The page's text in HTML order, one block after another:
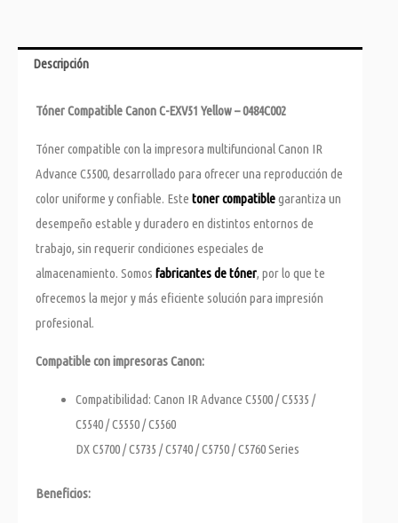
Descripción
Tóner Compatible Canon C-EXV51 Yellow – 0484C002
Tóner compatible con la impresora multifuncional Canon IR
Advance C5500, desarrollado para ofrecer una reproducción de
color uniforme y confiable. Este toner compatiblegarantiza un
desempeño estable y duradero en distintos entornos de
trabajo, sin requerir condiciones especiales de
almacenamiento. Somos fabricantes de tóner, por lo que te
ofrecemos la mejor y más eficiente solución para impresión
profesional.
Compatible con impresoras Canon:
Compatibilidad: Canon IR Advance C5500 / C5535 /
C5540 / C5550 / C5560
DX C5700 / C5735 / C5740 / C5750 / C5760 Series
Beneficios: